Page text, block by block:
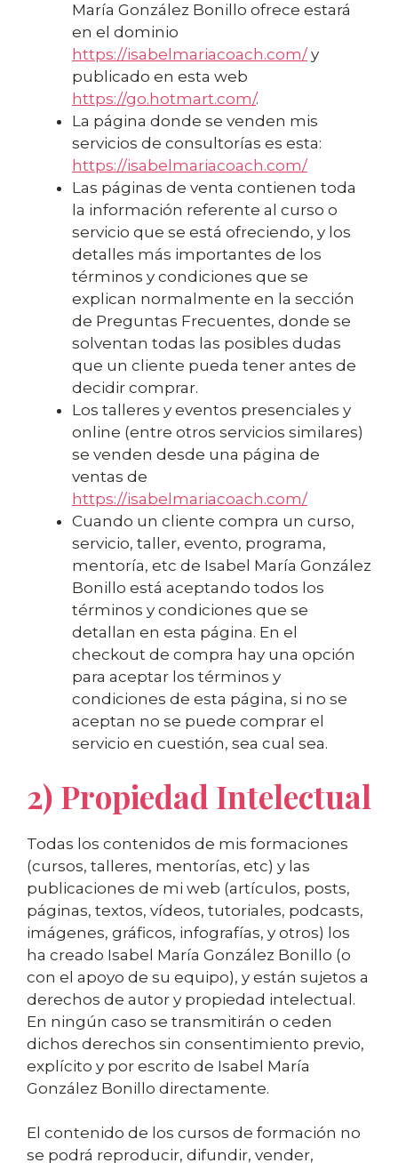
María González Bonillo ofrece estará
en el dominio
https://isabelmariacoach.com/ y
publicado en esta web
https://go.hotmart.com/.
La página donde se venden mis
servicios de consultorías es esta:
https://isabelmariacoach.com/
Las páginas de venta contienen toda
la información referente al curso o
servicio que se está ofreciendo, y los
detalles más importantes de los
términos y condiciones que se
explican normalmente en la sección
de Preguntas Frecuentes, donde se
solventan todas las posibles dudas
que un cliente pueda tener antes de
decidir comprar.
Los talleres y eventos presenciales y
online (entre otros servicios similares)
se venden desde una página de
ventas de
https://isabelmariacoach.com/
Cuando un cliente compra un curso,
servicio, taller, evento, programa,
mentoría, etc de Isabel María González
Bonillo está aceptando todos los
términos y condiciones que se
detallan en esta página. En el
checkout de compra hay una opción
para aceptar los términos y
condiciones de esta página, si no se
aceptan no se puede comprar el
servicio en cuestión, sea cual sea.
2) Propiedad Intelectual
Todas los contenidos de mis formaciones
(cursos, talleres, mentorías, etc) y las
publicaciones de mi web (artículos, posts,
páginas, textos, vídeos, tutoriales, podcasts,
imágenes, gráficos, infografías, y otros) los
ha creado Isabel María González Bonillo (o
con el apoyo de su equipo), y están sujetos a
derechos de autor y propiedad intelectual.
En ningún caso se transmitirán o ceden
dichos derechos sin consentimiento previo,
explícito y por escrito de Isabel María
González Bonillo directamente.
El contenido de los cursos de formación no
se podrá reproducir, difundir, vender,